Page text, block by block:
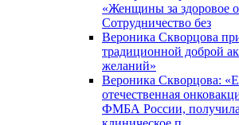
«Женщины за здоровое
Сотрудничество без
Вероника Скворцова
традиционной доброй
желаний»
Вероника Скворцова:
отечественная
ФМБА России, получила